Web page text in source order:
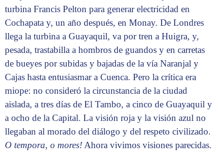
turbina Francis Pelton para generar electricidad en
Cochapata y, un año después, en Monay. De Londres
llega la turbina a Guayaquil, va por tren a Huigra, y,
pesada, trastabilla a hombros de guandos y en carretas
de bueyes por subidas y bajadas de la vía Naranjal y
Cajas hasta entusiasmar a Cuenca. Pero la crítica era
miope: no consideró la circunstancia de la ciudad
aislada, a tres días de El Tambo, a cinco de Guayaquil y
a ocho de la Capital. La visión roja y la visión azul no
llegaban al morado del diálogo y del respeto civilizado.
O tempora, o mores!Ahora vivimos visiones parecidas.